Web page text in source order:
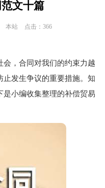
文十篇
本站 点击：366
，合同对我们的约束力越
发生争议的重要措施。知
小编收集整理的补偿贸易